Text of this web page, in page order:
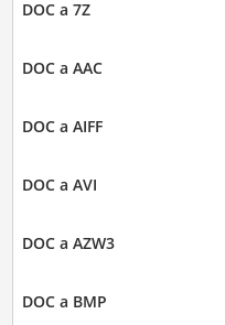
DOC a 7Z
DOC a AAC
DOC a AIFF
DOC a AVI
DOC a AZW3
DOC a BMP